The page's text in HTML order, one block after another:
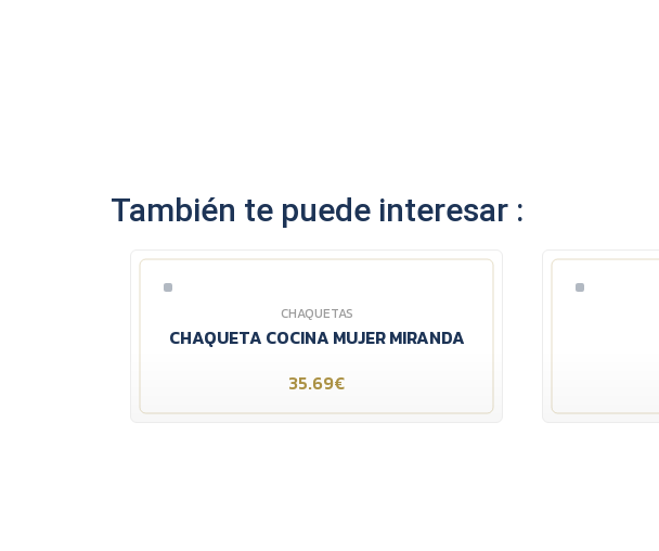
También te puede interesar :
CHAQUETAS
CHAQUETA COCINA MUJER MIRANDA
35.69€